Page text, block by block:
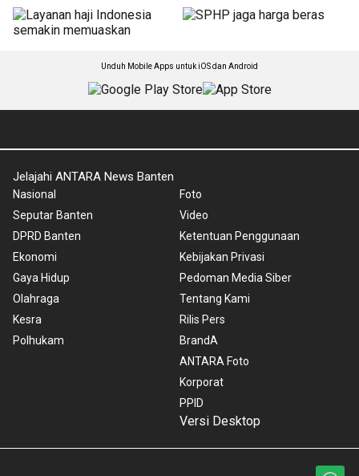
ASDP terapkan sistem satu
pelabuhan besar
posko terpadu hadapi
ancaman musim kemarau
Selasa, 4 Agustus 2026
Infografik
Unduh Mobile Apps untuk iOS dan Android
Seputar Banten
Foto
Video